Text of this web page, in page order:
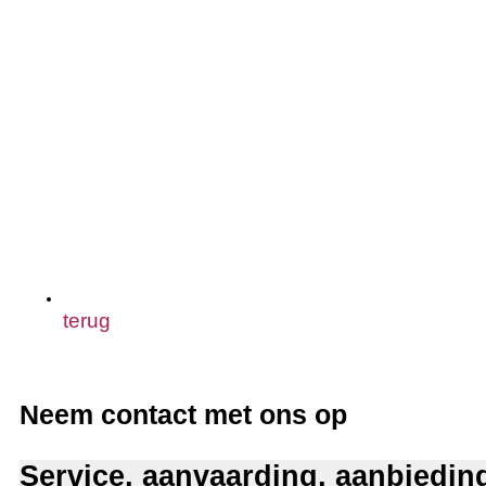
terug
Neem contact met ons op
Service, aanvaarding,